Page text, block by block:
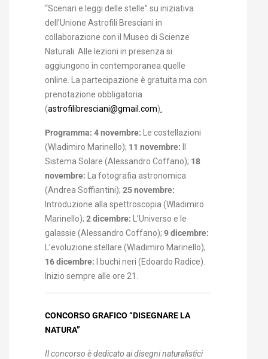
“Scenari e leggi delle stelle” su iniziativa
dell’Unione Astrofili Bresciani in
collaborazione con il Museo di Scienze
Naturali. Alle lezioni in presenza si
aggiungono in contemporanea quelle
online. La partecipazione è gratuita ma con
prenotazione obbligatoria
(astrofilibresciani@gmail.com).
Programma: 4 novembre: Le costellazioni
(Wladimiro Marinello); 11 novembre:
Sistema Solare (Alessandro Coffano); 18
novembre: La fotografia astronomica
(Andrea Soffiantini); 25 novembre:
Introduzione alla spettroscopia (Wladimiro
Marinello); 2 dicembre: L’Universo e le
galassie (Alessandro Coffano); 9 dicembre:
L’evoluzione stellare (Wladimiro Marinello);
16 dicembre:
I buchi neri (Edoardo Radice).
Inizio sempre alle ore 21.
CONCORSO GRAFICO “DISEGNARE LA
NATURA”
Il concorso è dedicato ai disegni naturalistici